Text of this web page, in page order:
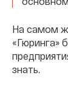
На самом
«Гюринга»
знать.